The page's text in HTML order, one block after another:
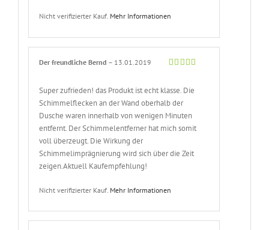
Nicht verifizierter Kauf. Mehr Informationen
Der freundliche Bernd – 13.01.2019
Super zufrieden! das Produkt ist echt klasse. Die
Schimmelflecken an der Wand oberhalb der
Dusche waren innerhalb von wenigen Minuten
entfernt. Der Schimmelentferner hat mich somit
voll überzeugt. Die Wirkung der
Schimmelimprägnierung wird sich über die Zeit
zeigen.Aktuell Kaufempfehlung!
Nicht verifizierter Kauf. Mehr Informationen